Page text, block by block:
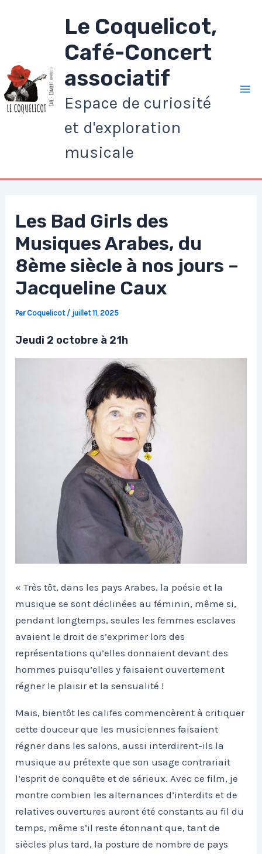
Le Coquelicot,
Café-Concert
associatif
Espace de curiosité
et d'exploration
musicale
Les Bad Girls des
Musiques Arabes, du
8ème siècle à nos jours –
Jacqueline Caux
Par Coquelicot / juillet 11, 2025
Jeudi 2 octobre à 21h
« Très tôt, dans les pays Arabes, la poésie et la
musique se sont déclinées au féminin, même si,
pendant longtemps, seules les femmes esclaves
avaient le droit de s’exprimer lors des
représentations qu’elles donnaient devant des
hommes puisqu’elles y faisaient ouvertement
régner le plaisir et la sensualité !
Mais, bientôt les califes commencèrent à critiquer
cette douceur que les musiciennes faisaient
régner dans les salons, aussi interdirent-ils la
musique au prétexte que son usage contrariait
l’esprit de conquête et de sérieux. Avec ce film, je
montre combien les alternances d’interdits et de
relatives ouvertures auront été constants au fil du
temps, même s’il reste étonnant que, tant de
siècles plus tard, la posture de nombre de pays